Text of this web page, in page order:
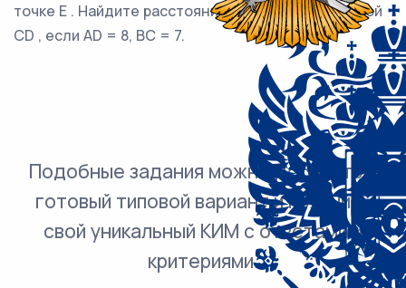
точке E . Найдите расстояние от точки E до прямой
CD , если AD = 8, BC = 7.
Подобные задания можно добавить в
готовый типовой вариант и получить
свой уникальный КИМ с ответами и
критериями.